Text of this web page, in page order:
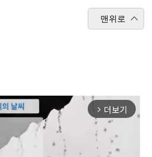
맨위로
arrow_forward_ios 더보기